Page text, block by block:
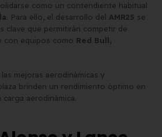
como un contendiente habitual
. Para ello, el desarrollo del AMR25 se
clave que permitirán competir de
con equipos como Red Bull,
mejoras aerodinámicas y
brinden un rendimiento óptimo en
aerodinámica.